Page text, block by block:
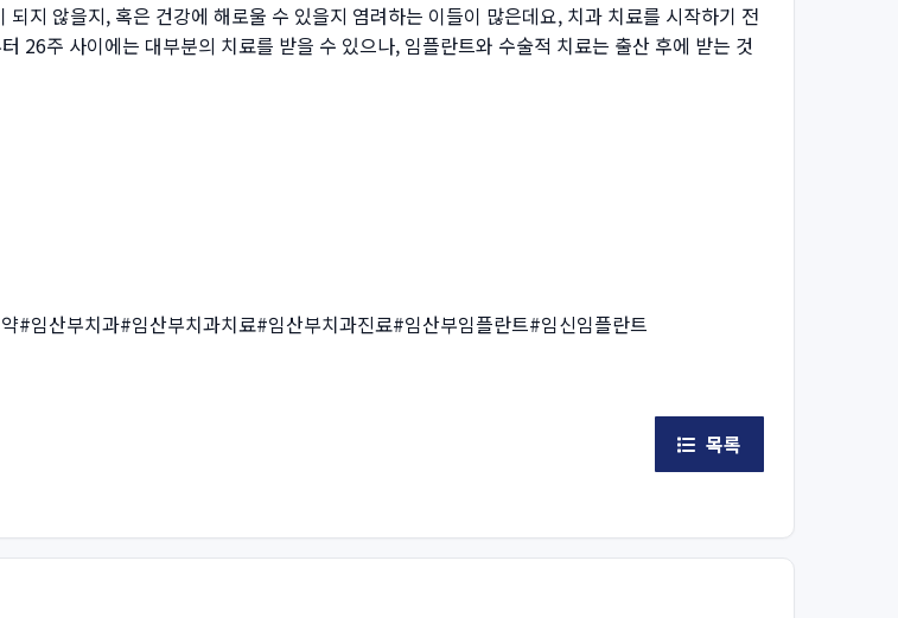
지 않을지, 혹은 건강에 해로울 수 있을지 염려하는 이들이 많은데요, 치과 치료를 시작하기 전
26주 사이에는 대부분의 치료를 받을 수 있으나, 임플란트와 수술적 치료는 출산 후에 받는 것
임산부치과#임산부치과치료#임산부치과진료#임산부임플란트#임신임플란트
목록